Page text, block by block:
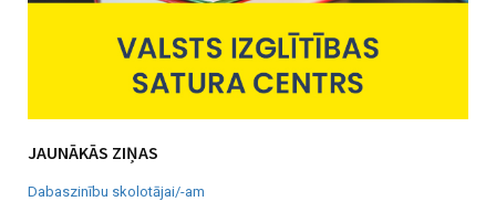
JAUNĀKĀS ZIŅAS
Dabaszinību skolotājai/-am